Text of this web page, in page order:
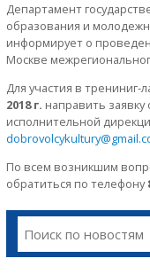
Департамент
образования и
информирует о
Москве
Для участия в трениниг-
2018 г. направить
исполнительной
По всем возникшим
обратиться по телефону